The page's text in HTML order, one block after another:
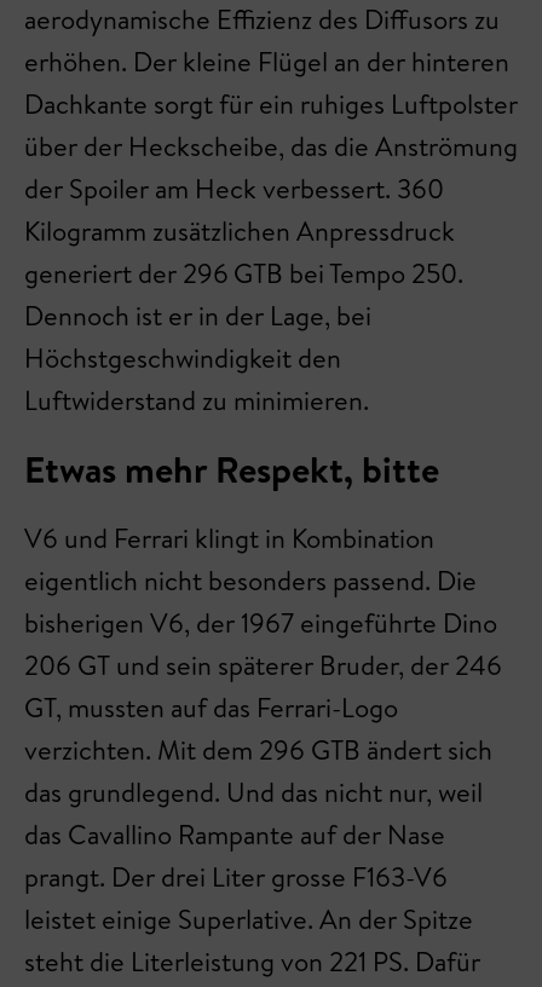
aerodynamische Effizienz des Diffusors zu
erhöhen. Der kleine Flügel an der hinteren
Dachkante sorgt für ein ruhiges Luftpolster
über der Heckscheibe, das die Anströmung
der Spoiler am Heck verbessert. 360
Kilogramm zusätzlichen Anpressdruck
generiert der 296 GTB bei Tempo 250.
Dennoch ist er in der Lage, bei
Höchstgeschwindigkeit den
Luftwiderstand zu minimieren.
Etwas mehr Respekt, bitte
V6 und Ferrari klingt in Kombination
eigentlich nicht besonders passend. Die
bisherigen V6, der 1967 eingeführte Dino
206 GT und sein späterer Bruder, der 246
GT, mussten auf das Ferrari-Logo
verzichten. Mit dem 296 GTB ändert sich
das grundlegend. Und das nicht nur, weil
das Cavallino Rampante auf der Nase
prangt. Der drei Liter grosse F163-V6
leistet einige Superlative. An der Spitze
steht die Literleistung von 221 PS. Dafür